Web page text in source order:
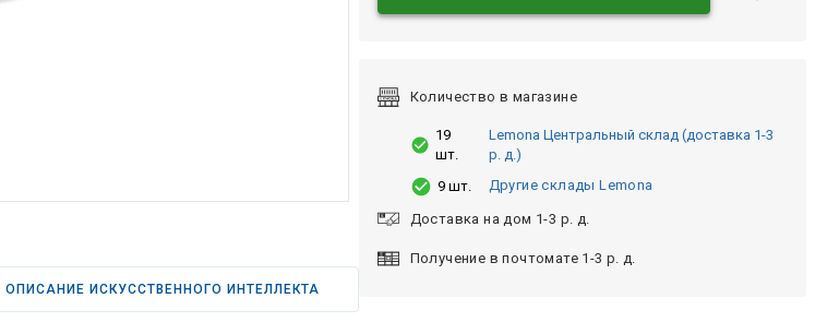
ОПИСАНИЕ ИСКУССТВЕННОГО ИНТЕЛЛЕКТА
Количество в магазине
19
шт.
Lemona Центральный склад (доставка 1-3
р. д.)
9 шт.
Другие склады Lemona
Доставка на дом 1-3 р. д.
Получение в почтомате 1-3 р. д.